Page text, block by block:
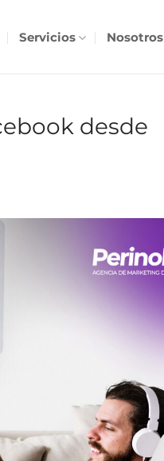
Servicios Nosotros
desde